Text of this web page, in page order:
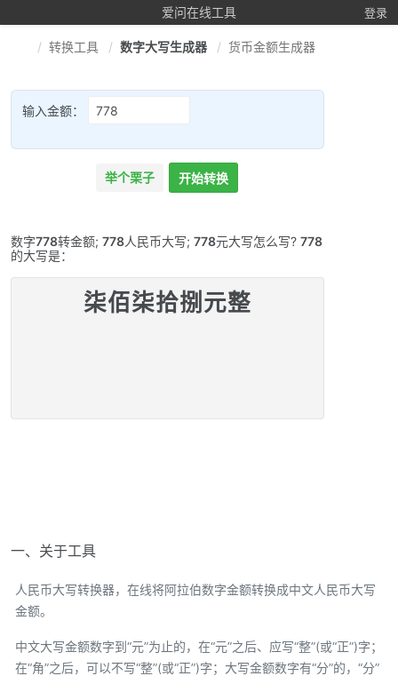
爱问在线工具 登录
转换工具 数字大写生成器 货币金额生成器
输入金额：
举个栗子 开始转换
数字778转金额; 778人民币大写; 778元大写怎么写? 778
的大写是：
柒佰柒拾捌元整
一、关于工具
人民币大写转换器，在线将阿拉伯数字金额转换成中文人民币大写
金额。
中文大写金额数字到“元”为止的，在“元”之后、应写“整”(或“正”)字；
在“角”之后，可以不写“整”(或“正”)字；大写金额数字有“分”的，“分”